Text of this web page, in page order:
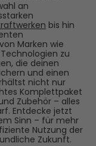
an
bis hin
Marken wie
zu
die deinen
und einen
nicht nur
Komplettpaket
Zubehör – alles
Entdecke jetzt
Sinn – für mehr
Nutzung der
Zukunft.